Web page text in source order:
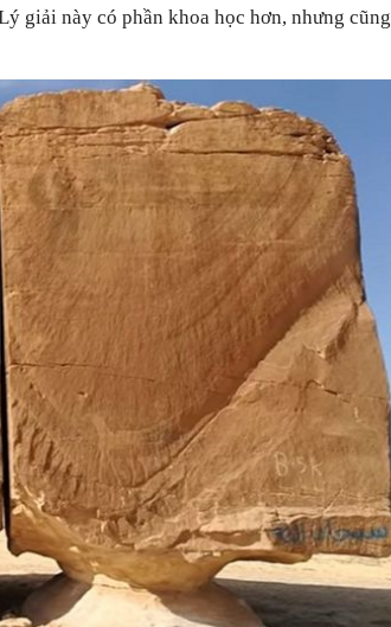
giải này có phần khoa học hơn, nhưng cũng